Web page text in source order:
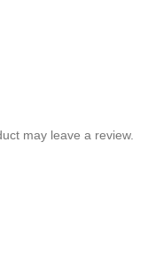
may leave a review.